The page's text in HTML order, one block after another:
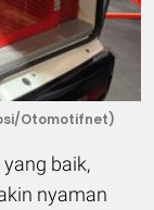
Otomotifnet)
baik,
nyaman